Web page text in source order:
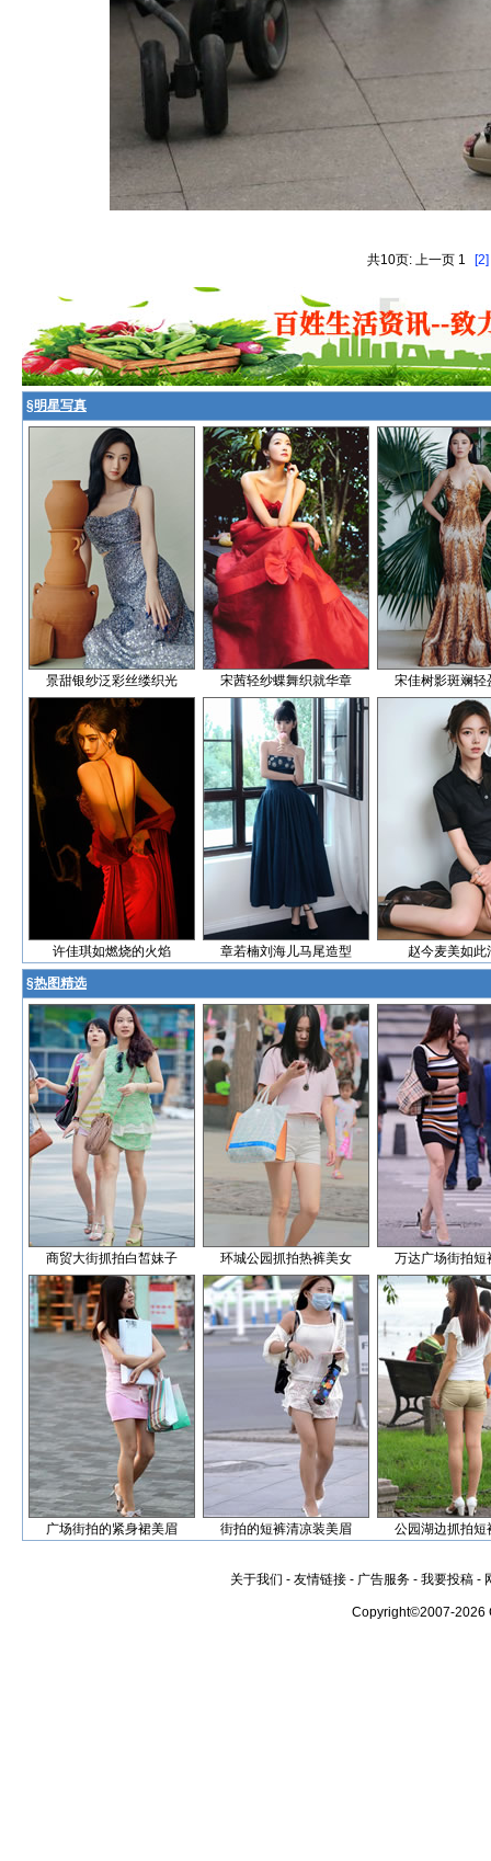
共10页: 上一页 1 [2]
§明星写真
景甜银纱泛彩丝缕织光 宋茜轻纱蝶舞织就华章 宋佳树影斑斓轻
许佳琪如燃烧的火焰 章若楠刘海儿马尾造型 赵今麦美如此
§热图精选
商贸大街抓拍白皙妹子 环城公园抓拍热裤美女 万达广场街拍短
广场街拍的紧身裙美眉 街拍的短裤清凉装美眉 公园湖边抓拍短
关于我们 - 友情链接 - 广告服务 - 我要投稿 -
Copyright©2007-2026